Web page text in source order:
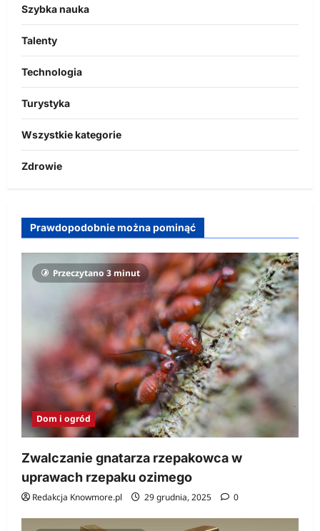
Szybka nauka
Talenty
Technologia
Turystyka
Wszystkie kategorie
Zdrowie
Prawdopodobnie można pominąć
Przeczytano 3 minut
Dom i ogród
Zwalczanie gnatarza rzepakowca w
uprawach rzepaku ozimego
Redakcja Knowmore.pl 29 grudnia, 2025 0